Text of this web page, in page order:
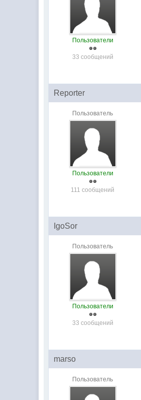
Пользователи
33 сообщений
Reporter
Пользователь
Пользователи
111 сообщений
IgoSor
Пользователь
Пользователи
33 сообщений
marso
Пользователь